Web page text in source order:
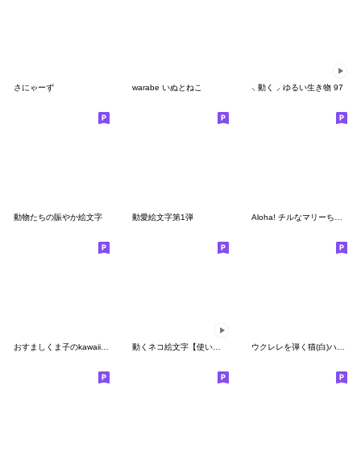
さにゃーず warabe いぬとねこ ⸜ 動く ⸝ ゆるい生き物 97
動物たちの賑やか絵文字 動愛絵文字第1弾
おすましくま子のkawaii絵文字 動くネコ絵文字【使いやすい】☆POCAママ ウクレレを弾く猫(白)ハワイアン絵文字